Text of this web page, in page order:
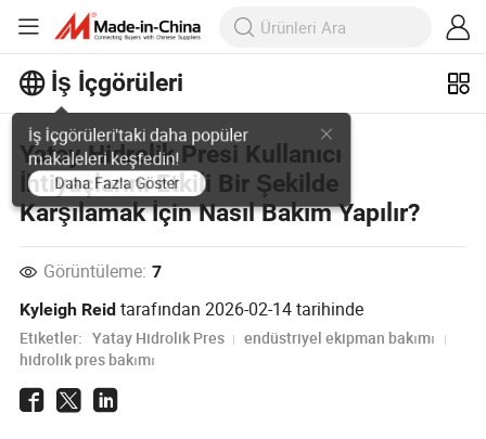
İş İçgörüleri
İş İçgörüleri'taki daha popüler
makaleleri keşfedin!
Daha Fazla Göster
Yatay Hidrolik Presi Kullanıcı
İhtiyaçlarını Etkili Bir Şekilde
Karşılamak İçin Nasıl Bakım Yapılır?
Görüntüleme: 7
Kyleigh Reid tarafından2026-02-14tarihinde
Etiketler: Yatay Hidrolik Pres
endüstriyel ekipman bakımı
hidrolik pres bakımı